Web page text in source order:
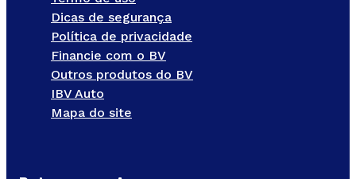
Dicas de segurança
Política de privacidade
Financie com o BV
Outros produtos do BV
IBV Auto
Mapa do site